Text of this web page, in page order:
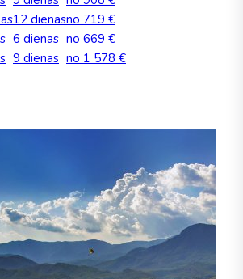
12 dienasno 719 €
6 dienas no 669 €
9 dienas no 1 578 €